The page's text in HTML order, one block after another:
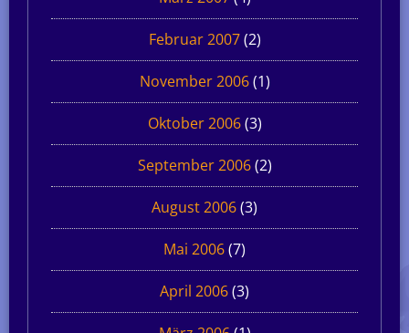
Februar 2007(2)
November 2006(1)
Oktober 2006(3)
September 2006(2)
August 2006(3)
Mai 2006(7)
April 2006(3)